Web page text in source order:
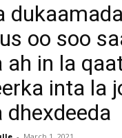
dukaamada
oo soo
ah in la
inta la